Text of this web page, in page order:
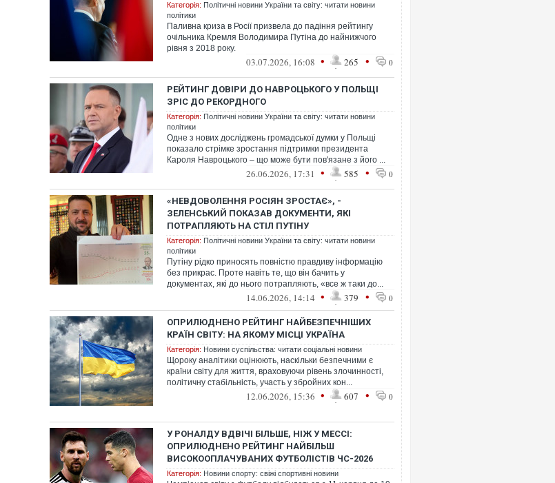
Категорія: Політичні новини України та світу: читати новини
політики
Паливна криза в Росії призвела до падіння рейтингу
очільника Кремля Володимира Путіна до найнижчого
рівня з 2018 року.
03.07.2026, 16:08 • 265 • 0
РЕЙТИНГ ДОВІРИ ДО НАВРОЦЬКОГО У ПОЛЬЩІ
ЗРІС ДО РЕКОРДНОГО
Категорія: Політичні новини України та світу: читати новини
політики
Одне з нових досліджень громадської думки у Польщі
показало стрімке зростання підтримки президента
Кароля Навроцького – що може бути пов'язане з його ...
26.06.2026, 17:31 • 585 • 0
«НЕВДОВОЛЕННЯ РОСІЯН ЗРОСТАЄ», -
ЗЕЛЕНСЬКИЙ ПОКАЗАВ ДОКУМЕНТИ, ЯКІ
ПОТРАПЛЯЮТЬ НА СТІЛ ПУТІНУ
Категорія: Політичні новини України та світу: читати новини
політики
Путіну рідко приносять повністю правдиву інформацію
без прикрас. Проте навіть те, що він бачить у
документах, які до нього потрапляють, «все ж таки до...
14.06.2026, 14:14 • 379 • 0
ОПРИЛЮДНЕНО РЕЙТИНГ НАЙБЕЗПЕЧНІШИХ
КРАЇН СВІТУ: НА ЯКОМУ МІСЦІ УКРАЇНА
Категорія: Новини суспільства: читати соціальні новини
Щороку аналітики оцінюють, наскільки безпечними є
країни світу для життя, враховуючи рівень злочинності,
політичну стабільність, участь у збройних кон...
12.06.2026, 15:36 • 607 • 0
У РОНАЛДУ ВДВІЧІ БІЛЬШЕ, НІЖ У МЕССІ:
ОПРИЛЮДНЕНО РЕЙТИНГ НАЙБІЛЬШ
ВИСОКООПЛАЧУВАНИХ ФУТБОЛІСТІВ ЧС-2026
Категорія: Новини спорту: свіжі спортивні новини
Вже вивели